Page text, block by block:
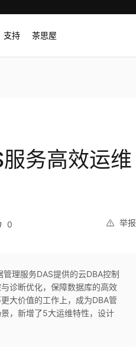
支持 茶思屋
务高效运维
举报
0
理服务DAS提供的云DBA控制
诊断优化，保障数据库的高效
大价值的工作上，成为DBA管
，新增了5大运维特性，设计